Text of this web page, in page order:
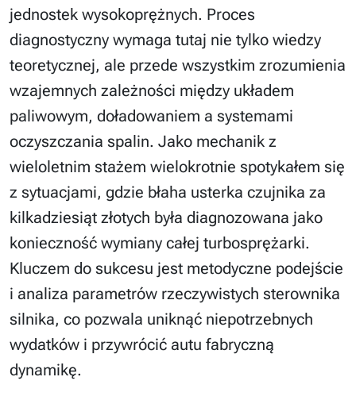
jednostek wysokoprężnych. Proces
diagnostyczny wymaga tutaj nie tylko wiedzy
teoretycznej, ale przede wszystkim zrozumienia
wzajemnych zależności między układem
paliwowym, doładowaniem a systemami
oczyszczania spalin. Jako mechanik z
wieloletnim stażem wielokrotnie spotykałem się
z sytuacjami, gdzie błaha usterka czujnika za
kilkadziesiąt złotych była diagnozowana jako
konieczność wymiany całej turbosprężarki.
Kluczem do sukcesu jest metodyczne podejście
i analiza parametrów rzeczywistych sterownika
silnika, co pozwala uniknąć niepotrzebnych
wydatków i przywrócić autu fabryczną
dynamikę.